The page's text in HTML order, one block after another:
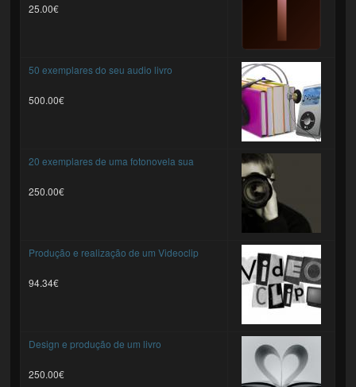
25.00€
50 exemplares do seu audio livro
500.00€
20 exemplares de uma fotonovela sua
250.00€
Produção e realização de um Videoclip
94.34€
Design e produção de um livro
250.00€